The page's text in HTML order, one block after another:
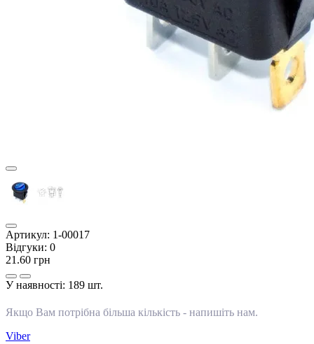
Артикул: 1-00017
Відгуки: 0
21.60 грн
У наявності: 189 шт.
Якщо Вам потрібна більша кількість - напишіть нам.
Viber